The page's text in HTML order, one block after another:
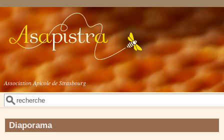
Aller au contenu principal
Association Apicole de Strasbourg
Formulaire de recherche
Rechercher
Diaporama